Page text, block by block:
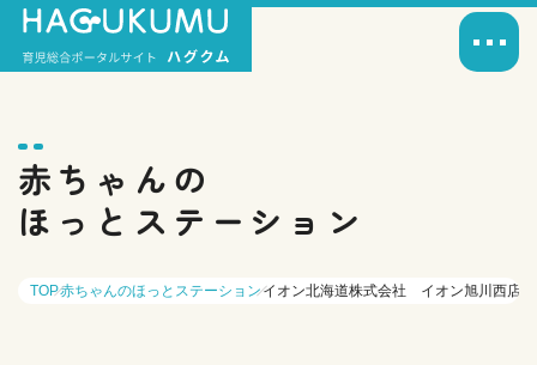
赤ちゃんの
ほっとステーション
TOP赤ちゃんのほっとステーションイオン北海道株式会社 イオン旭川西店